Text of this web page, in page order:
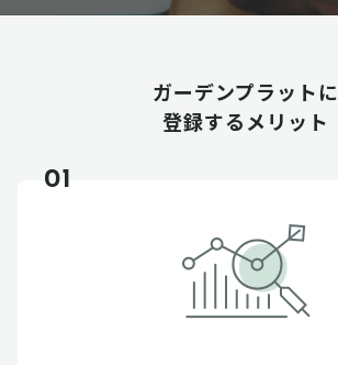
ガーデンプラットに
登録するメリット
01